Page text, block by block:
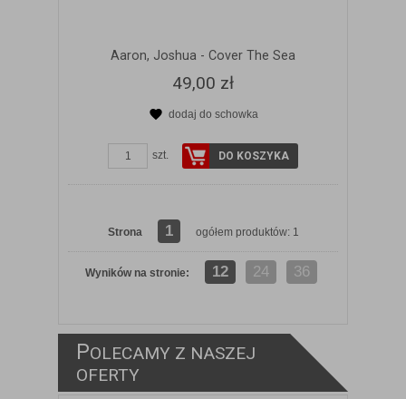
Aaron, Joshua - Cover The Sea
49,00 zł
dodaj do schowka
szt. DO KOSZYKA
Strona 1 ogółem produktów: 1
Wyników na stronie: 12 24 36
POLECAMY Z NASZEJ
OFERTY
ZOBACZ SZCZEGÓŁY